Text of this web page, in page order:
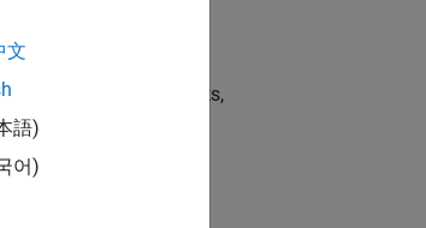
scalable test frameworks,
文
語)
어)